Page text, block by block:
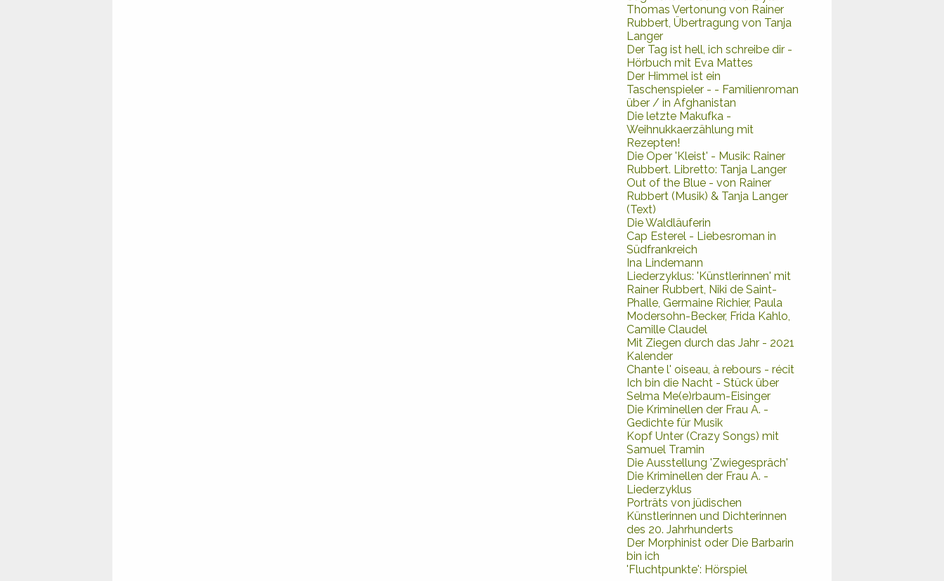
Thomas Vertonung von Rainer
Rubbert, Übertragung von Tanja
Langer
Der Tag ist hell, ich schreibe dir -
Hörbuch mit Eva Mattes
Der Himmel ist ein
Taschenspieler - - Familienroman
über / in Afghanistan
Die letzte Makufka -
Weihnukkaerzählung mit
Rezepten!
Die Oper 'Kleist' - Musik: Rainer
Rubbert. Libretto: Tanja Langer
Out of the Blue - von Rainer
Rubbert (Musik) & Tanja Langer
(Text)
Die Waldläuferin
Cap Esterel - Liebesroman in
Südfrankreich
Ina Lindemann
Liederzyklus: 'Künstlerinnen' mit
Rainer Rubbert, Niki de Saint-
Phalle, Germaine Richier, Paula
Modersohn-Becker, Frida Kahlo,
Camille Claudel
Mit Ziegen durch das Jahr - 2021
Kalender
Chante l' oiseau, à rebours - récit
Ich bin die Nacht - Stück über
Selma Me(e)rbaum-Eisinger
Die Kriminellen der Frau A. -
Gedichte für Musik
Kopf Unter (Crazy Songs) mit
Samuel Tramin
Die Ausstellung 'Zwiegespräch'
Die Kriminellen der Frau A. -
Liederzyklus
Porträts von jüdischen
Künstlerinnen und Dichterinnen
des 20. Jahrhunderts
Der Morphinist oder Die Barbarin
bin ich
'Fluchtpunkte': Hörspiel